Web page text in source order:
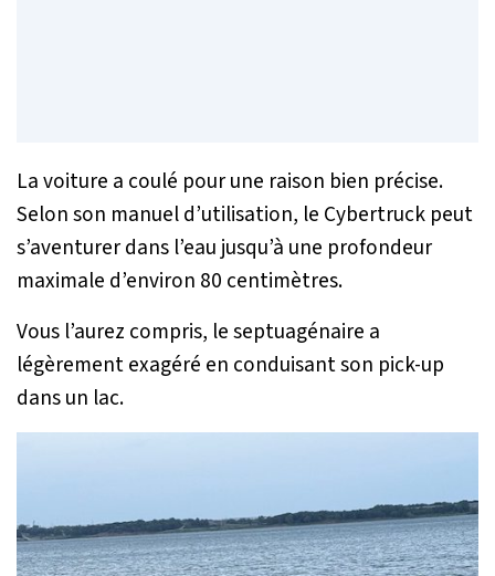
La voiture a coulé pour une raison bien précise.
Selon son manuel d’utilisation, le Cybertruck peut
s’aventurer dans l’eau jusqu’à une profondeur
maximale d’environ 80 centimètres.
Vous l’aurez compris, le septuagénaire a
légèrement exagéré en conduisant son pick-up
dans un lac.